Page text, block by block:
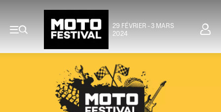
29 FÉVRIER - 3 MARS
2024